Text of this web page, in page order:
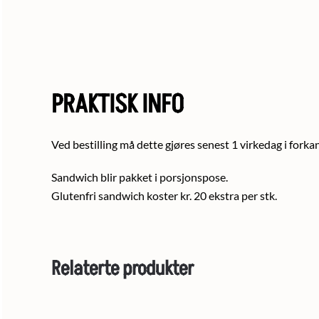
PRAKTISK INFO
Ved bestilling må dette gjøres senest 1 virkedag i
Sandwich blir pakket i porsjonspose.
Glutenfri sandwich koster kr. 20 ekstra per stk.
Relaterte produkter